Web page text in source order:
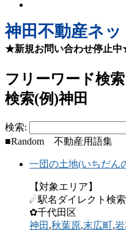
神田不動産ネッ
★新規お問い合わせ停止
フリーワ
検索(例)神田
検索:
■Random 不動産用語集
一団の土地(いちだん
【対象エリア】
☄駅名ダイレクト検索
✿千代田区
神田 ,秋葉原,末広町,